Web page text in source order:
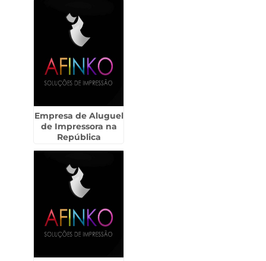
Empresa de Aluguel
de Impressora na
República